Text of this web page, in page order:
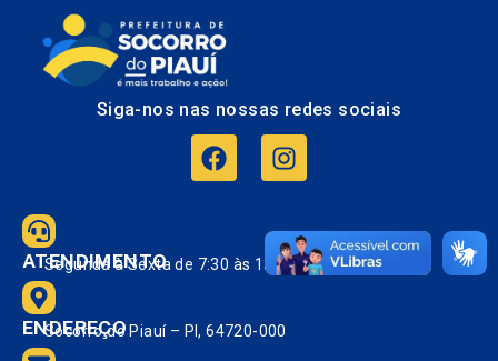
Siga-nos nas nossas redes sociais
ATENDIMENTO
Segunda à Sexta de 7:30 às 13:30.
ENDEREÇO
Socorro do Piauí – PI, 64720-000